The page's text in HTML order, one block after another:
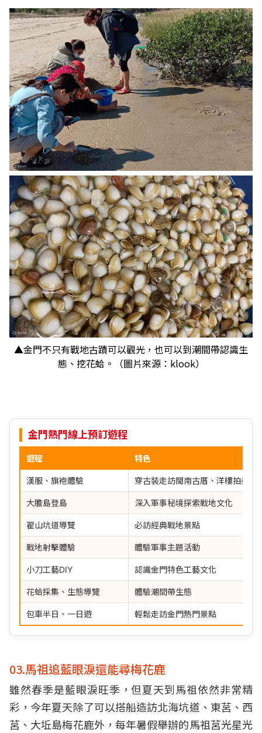
▲金門不只有戰地古蹟可以觀光，也可以到潮間帶認識生
態、挖花蛤。（圖片來源：klook）
金門熱門線上預訂遊程
遊程 特色
漢服、旗袍體驗 穿古裝走訪閩南古厝、洋樓拍美照
大膽島登島 深入軍事秘境探索戰地文化
翟山坑道導覽 必訪經典戰地景點
戰地射擊體驗 體驗軍事主題活動
小刀工藝DIY 認識金門特色工藝文化
花蛤採集、生態導覽 體驗潮間帶生態
包車半日、一日遊 輕鬆走訪金門熱門景點
03.馬祖追藍眼淚還能尋梅花鹿
雖然春季是藍眼淚旺季，但夏天到馬祖依然非常精
彩，今年夏天除了可以搭船造訪北海坑道、東莒、西
莒、大坵島梅花鹿外，每年暑假舉辦的馬祖莒光星光